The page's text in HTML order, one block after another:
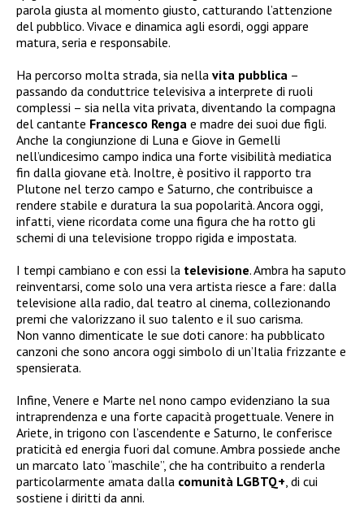
parola giusta al momento giusto, catturando l’attenzione
del pubblico. Vivace e dinamica agli esordi, oggi appare
matura, seria e responsabile.
Ha percorso molta strada, sia nella vita pubblica –
passando da conduttrice televisiva a interprete di ruoli
complessi – sia nella vita privata, diventando la compagna
del cantante Francesco Renga e madre dei suoi due figli.
Anche la congiunzione di Luna e Giove in Gemelli
nell’undicesimo campo indica una forte visibilità mediatica
fin dalla giovane età. Inoltre, è positivo il rapporto tra
Plutone nel terzo campo e Saturno, che contribuisce a
rendere stabile e duratura la sua popolarità. Ancora oggi,
infatti, viene ricordata come una figura che ha rotto gli
schemi di una televisione troppo rigida e impostata.
I tempi cambiano e con essi la televisione. Ambra ha saputo
reinventarsi, come solo una vera artista riesce a fare: dalla
televisione alla radio, dal teatro al cinema, collezionando
premi che valorizzano il suo talento e il suo carisma.
Non vanno dimenticate le sue doti canore: ha pubblicato
canzoni che sono ancora oggi simbolo di un’Italia frizzante e
spensierata.
Infine, Venere e Marte nel nono campo evidenziano la sua
intraprendenza e una forte capacità progettuale. Venere in
Ariete, in trigono con l’ascendente e Saturno, le conferisce
praticità ed energia fuori dal comune. Ambra possiede anche
un marcato lato “maschile”, che ha contribuito a renderla
particolarmente amata dalla comunità LGBTQ+, di cui
sostiene i diritti da anni.